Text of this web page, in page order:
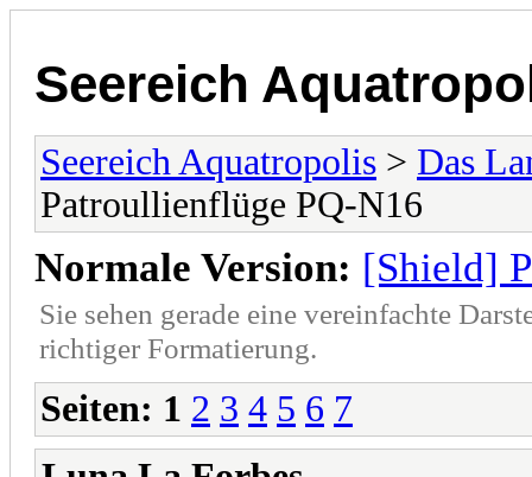
Seereich
Seereich Aquatropolis > Das
Patroullienflüge PQ-N16
Normale Version: [Shield]
Sie sehen gerade eine vereinfachte
richtiger Formatierung.
Seiten: 1 2 3 4 5 6 7